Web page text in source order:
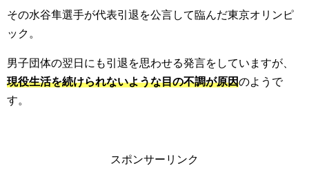
その水谷隼選手が代表引退を公言して臨んだ東京オリンピ
ック。
男子団体の翌日にも引退を思わせる発言をしていますが、
現役生活を続けられないような目の不調が原因のようで
す。
スポンサーリンク